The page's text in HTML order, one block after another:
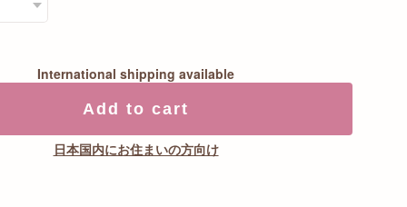
International shipping available
Add to cart
日本国内にお住まいの方向け